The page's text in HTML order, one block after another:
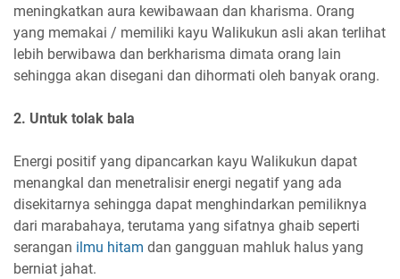
meningkatkan aura kewibawaan dan kharisma. Orang
yang memakai / memiliki kayu Walikukun asli akan terlihat
lebih berwibawa dan berkharisma dimata orang lain
sehingga akan disegani dan dihormati oleh banyak orang.
2. Untuk tolak bala
Energi positif yang dipancarkan kayu Walikukun dapat
menangkal dan menetralisir energi negatif yang ada
disekitarnya sehingga dapat menghindarkan pemiliknya
dari marabahaya, terutama yang sifatnya ghaib seperti
serangan ilmu hitam dan gangguan mahluk halus yang
berniat jahat.